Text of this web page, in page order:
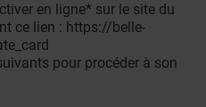
en ligne* sur le site du
ce lien : https://belle-
pour procéder à son